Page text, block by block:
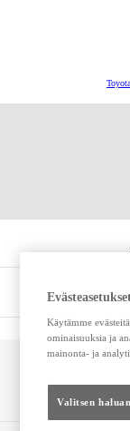
Käytämme
ominaisuuksia ja
mainonta- ja
Valitsen